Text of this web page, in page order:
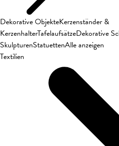
Dekorative ObjekteKerzenständer &
KerzenhalterTafelaufsätzeDekorative
SkulpturenStatuettenAlle anzeigen
Textilien